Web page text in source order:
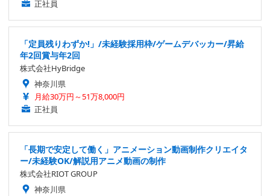
正社員
「定員残りわずか!」/未経験採用枠/ゲームデバッカー/昇給
年2回賞与年2回
株式会社HyBridge
神奈川県
月給30万円～51万8,000円
正社員
「長期で安定して働く」アニメーション動画制作クリエイタ
ー/未経験OK/解説用アニメ動画の制作
株式会社RIOT GROUP
神奈川県